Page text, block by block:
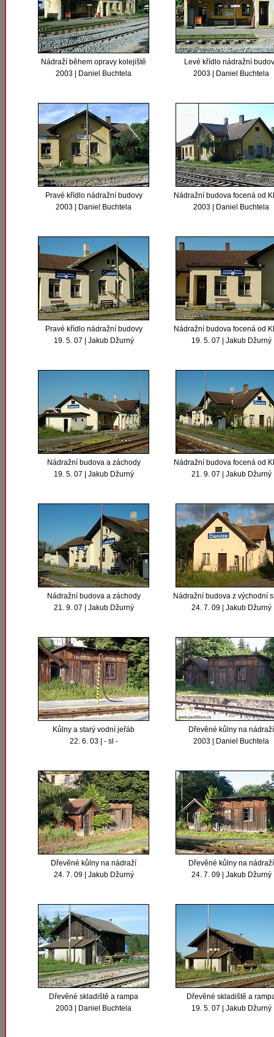
Nádraží během opravy kolejiště
2003 | Daniel Buchtela
Levé křídlo nádražní
2003 | Daniel Buchtela
Pravé křídlo nádražní budovy
2003 | Daniel Buchtela
Nádražní budova focená od
2003 | Daniel Buchtela
Pravé křídlo nádražní budovy
19. 5. 07 | Jakub Džurný
Nádražní budova focená od
19. 5. 07 | Jakub Džurný
Nádražní budova a záchody
19. 5. 07 | Jakub Džurný
Nádražní budova focená od
21. 9. 07 | Jakub Džurný
Nádražní budova a záchody
21. 9. 07 | Jakub Džurný
Nádražní budova z východní
24. 7. 09 | Jakub Džurný
Kůlny a starý vodní jeřáb
22. 6. 03 | - sl -
Dřevěné kůlny na nádraží
2003 | Daniel Buchtela
Dřevěné kůlny na nádraží
24. 7. 09 | Jakub Džurný
Dřevěné kůlny na nádraží
24. 7. 09 | Jakub Džurný
Dřevěné skladiště a rampa
2003 | Daniel Buchtela
Dřevěné skladiště a
19. 5. 07 | Jakub Džurný